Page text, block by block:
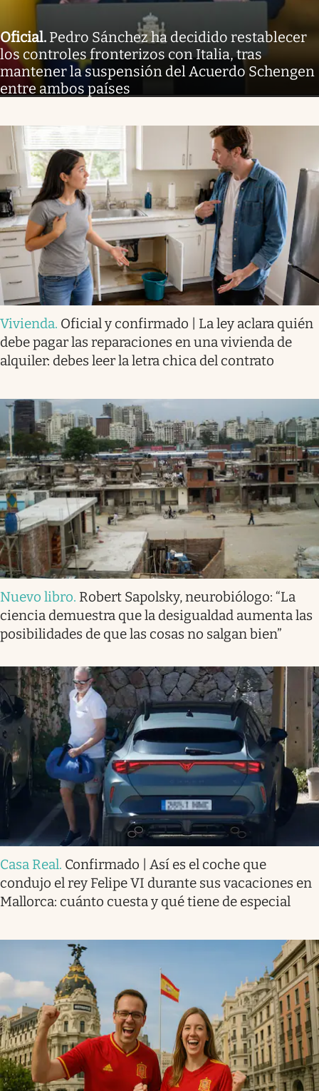
Oficial. Pedro Sánchez ha decidido restablecer
los controles fronterizos con Italia, tras
mantener la suspensión del Acuerdo Schengen
entre ambos países
Vivienda. Oficial y confirmado | La ley aclara quién
debe pagar las reparaciones en una vivienda de
alquiler: debes leer la letra chica del contrato
Nuevo libro. Robert Sapolsky, neurobiólogo: “La
ciencia demuestra que la desigualdad aumenta las
posibilidades de que las cosas no salgan bien”
Casa Real. Confirmado | Así es el coche que
condujo el rey Felipe VI durante sus vacaciones en
Mallorca: cuánto cuesta y qué tiene de especial